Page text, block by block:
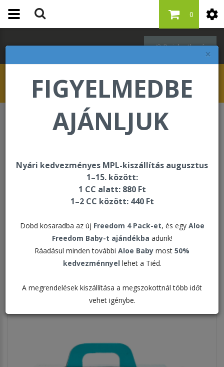
×
FIGYELMEDBE
AJÁNLJUK
Nyári kedvezményes MPL-kiszállítás augusztus
1–15. között:
1 CC alatt: 880 Ft
1–2 CC között: 440 Ft
Dobd kosaradba az új Freedom 4 Pack-et, és egy Aloe
Freedom Baby-t ajándékba adunk!
Ráadásul minden további Aloe Baby most 50%
kedvezménnyel lehet a Tiéd.
A megrendelések kiszállítása a megszokottnál több időt
vehet igénybe.
Bejelentkezés
0
Forever F.I.T. Vital⁵
A Vital 5 füzet itt megtekinthető, letölthető >>>
Rendezés:
Megjelenítve: